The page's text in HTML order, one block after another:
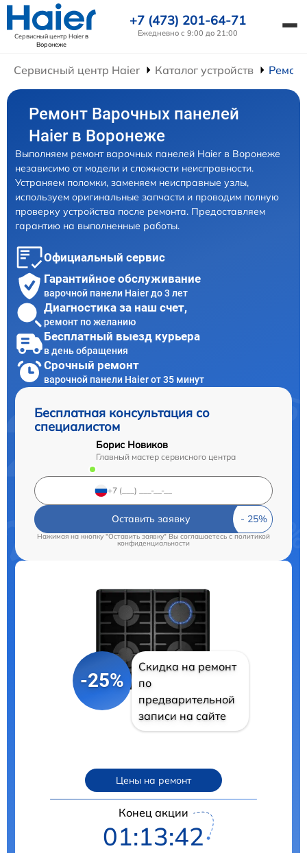
Сервисный центр Haierв
Воронеже
+7 (473) 201-64-71
Ежедневно с 9:00 до 21:00
Сервисный центр Haier Каталог устройств
Ремонт Варочных панелей
Haier в Воронеже
Выполняем ремонт варочных панелей Haier в Воронеже
независимо от модели и сложности неисправности.
Устраняем поломки, заменяем неисправные узлы,
используем оригинальные запчасти и проводим полную
проверку устройства после ремонта. Предоставляем
гарантию на выполненные работы.
Официальный сервис
Гарантийное обслуживание
варочной панели Haier до 3 лет
Диагностика за наш счет,
ремонт по желанию
Бесплатный выезд курьера
в день обращения
Срочный ремонт
варочной панели Haier от 35 минут
Бесплатная консультация со
специалистом
Борис Новиков
Главный мастер сервисного центра
Оставить заявку
Нажимая на кнопку "Оставить заявку" Вы соглашаетесь cполитикой
конфиденциальности
-25%
Скидка на ремонт
по
предварительной
записи на сайте
Цены на ремонт
Конец акции
01:13:41